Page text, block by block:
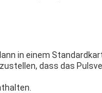
in einem
dass das